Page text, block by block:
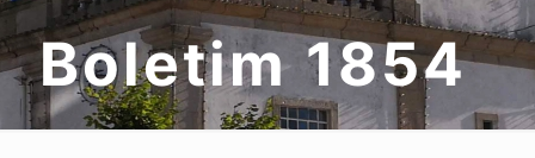
Boletim 1854